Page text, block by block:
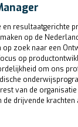
en resultaatgerichte
op de
op zoek naar een
op
om ons
van de
de drijvende